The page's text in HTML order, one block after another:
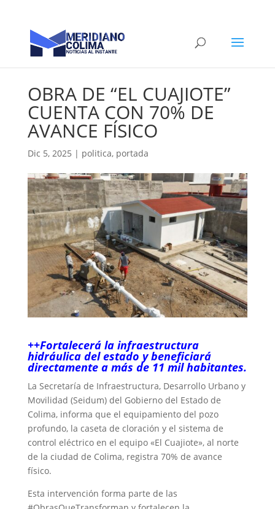
OBRA DE “EL CUAJIOTE”
CUENTA CON 70% DE
AVANCE FÍSICO
Dic 5, 2025 | politica, portada
++Fortalecerá la infraestructura
hidráulica del estado y beneficiará
directamente a más de 11 mil habitantes.
La Secretaría de Infraestructura, Desarrollo Urbano y
Movilidad (Seidum) del Gobierno del Estado de
Colima, informa que el equipamiento del pozo
profundo, la caseta de cloración y el sistema de
control eléctrico en el equipo «El Cuajiote», al norte
de la ciudad de Colima, registra 70% de avance
físico.
Esta intervención forma parte de las